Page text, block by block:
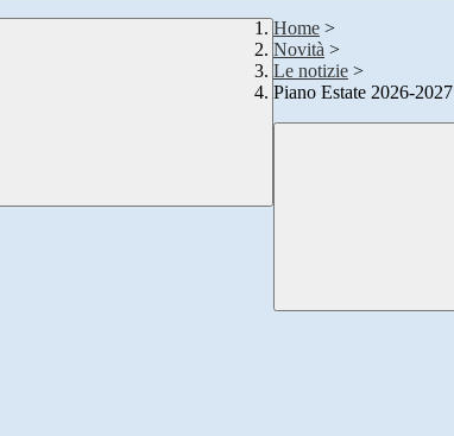
Home >
Novità >
Le notizie >
Piano Estate 2026-2027